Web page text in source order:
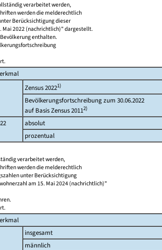
verarbeitet werden,
werden die melderechtlich
Berücksichtigung dieser
Mai 2022 (nachrichtlich)" dargestellt.
enthalten.
Zensus 20221)
Bevölkerungsfortschreibung zum 30.06.2022
auf Basis Zensus 20112)
absolut
prozentual
verarbeitet werden,
werden die melderechtlich
unter Berücksichtigung
am 15. Mai 2024 (nachrichtlich)"
insgesamt
männlich